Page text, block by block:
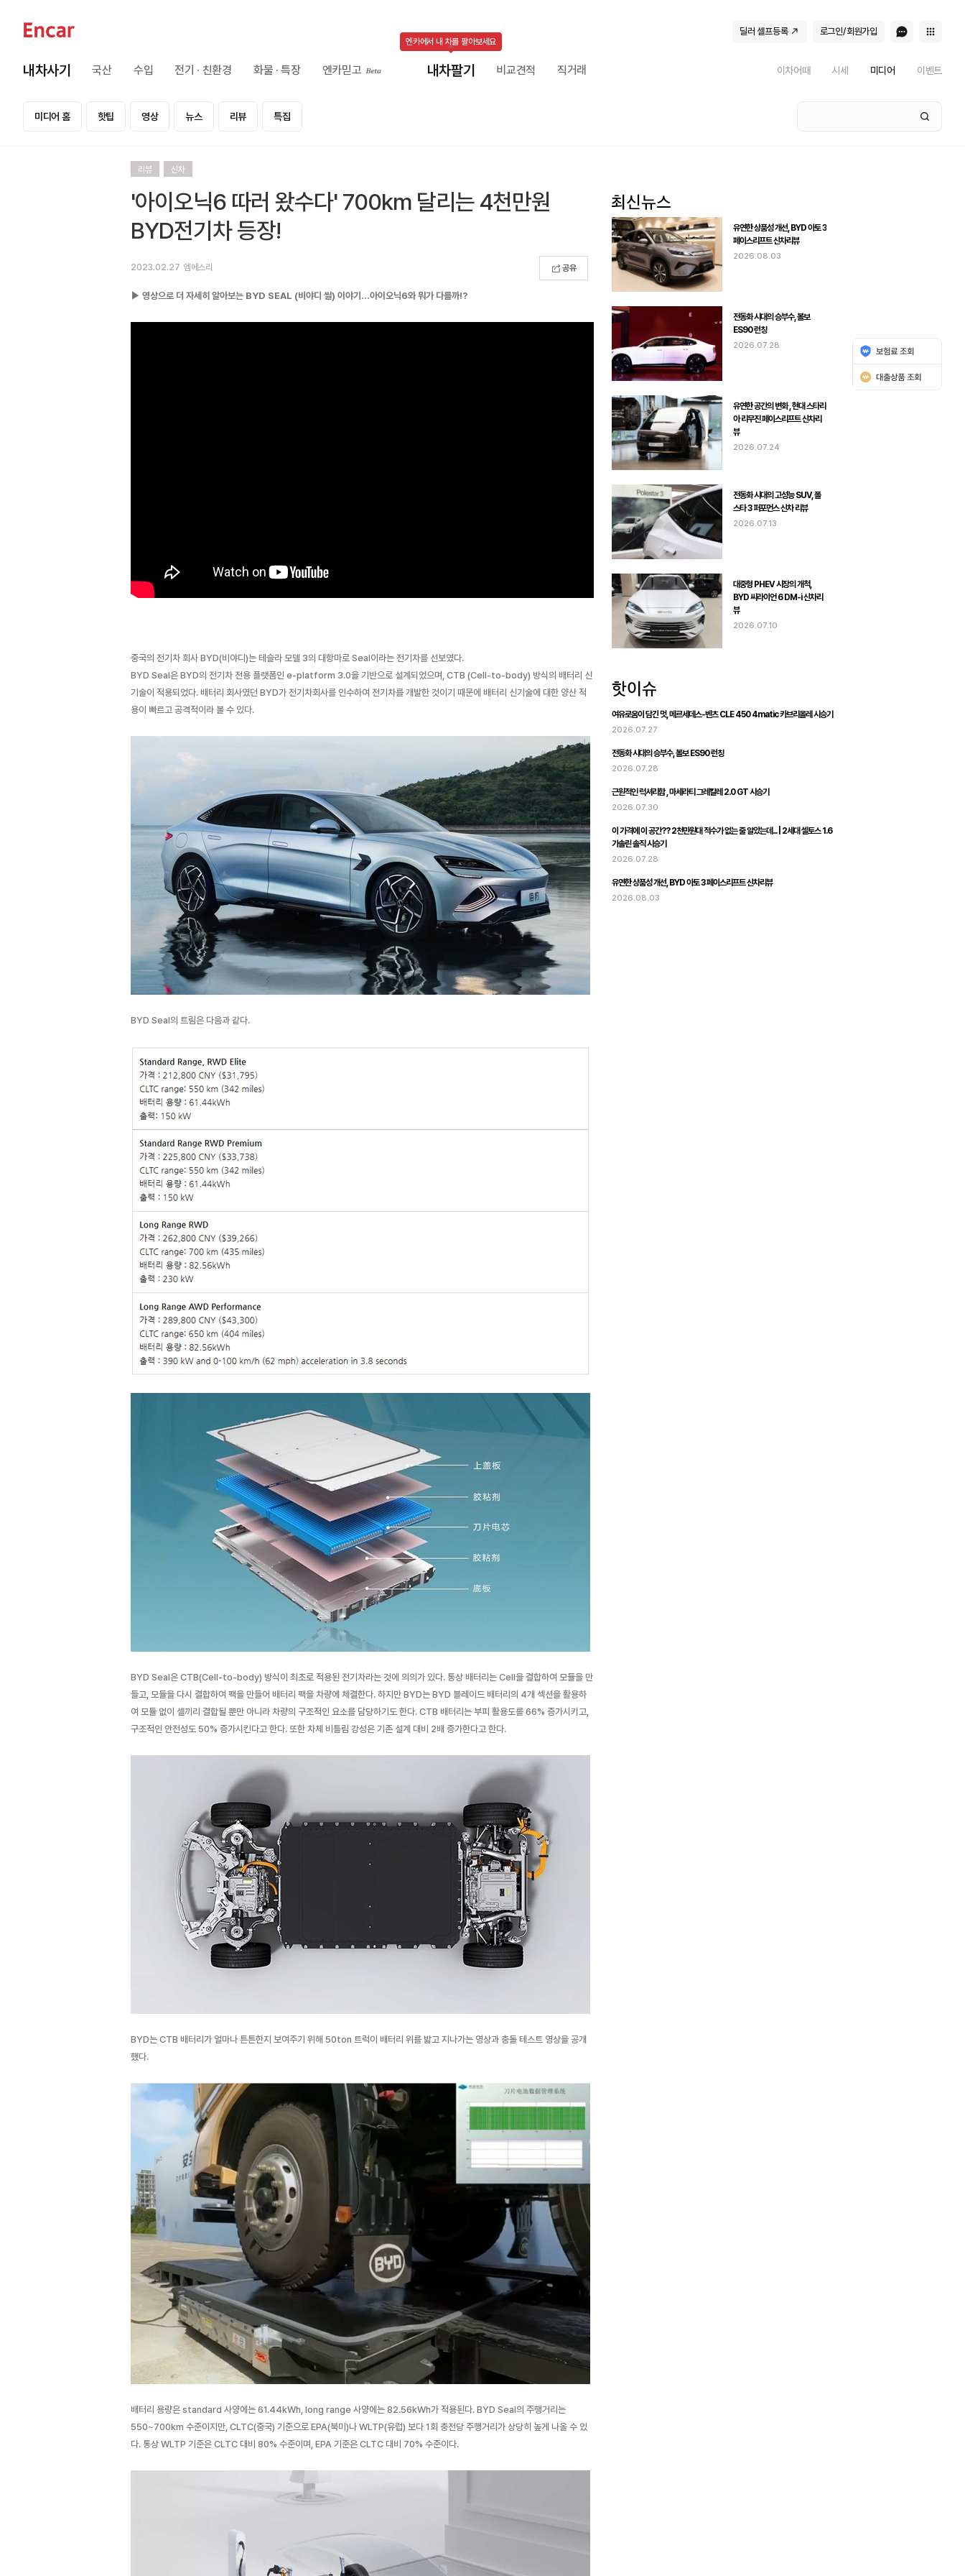
내차사기 국산 수입 전기 · 친환경 화물 · 특장 엔카믿고 내차팔기
엔카에서 내 차를 팔아보세요
비교견적 직거래 이차어때 시세 미디어 이벤트
딜러 셀프등록 로그인/회원가입
미디어 홈 핫팁 영상 뉴스 리뷰 특집
리뷰 신차
'아이오닉6 따러 왔수다' 700km 달리는 4천만원
BYD전기차 등장!
2023.02.27 엠에스리 공유
▶ 영상으로 더 자세히 알아보는 BYD SEAL (비야디 씰) 이야기...아이오닉6와 뭐가 다를까!?
중국의 전기차 회사 BYD(비야디)는 테슬라 모델 3의 대항마로 Seal이라는 전기차를 선보였다.
BYD Seal은 BYD의 전기차 전용 플랫폼인 e-platform 3.0을 기반으로 설계되었으며, CTB (Cell-to-body) 방식의 배터리 신
기술이 적용되었다. 배터리 회사였던 BYD가 전기차회사를 인수하여 전기차를 개발한 것이기 때문에 배터리 신기술에 대한 양산 적
용이 빠르고 공격적이라 볼 수 있다.
BYD Seal의 트림은 다음과 같다.
BYD Seal은 CTB(Cell-to-body) 방식이 최초로 적용된 전기차라는 것에 의의가 있다. 통상 배터리는 Cell을 결합하여 모듈을 만
들고, 모듈을 다시 결합하여 팩을 만들어 배터리 팩을 차량에 체결한다. 하지만 BYD는 BYD 블레이드 배터리의 4개 섹션을 활용하
여 모듈 없이 셀끼리 결합될 뿐만 아니라 차량의 구조적인 요소를 담당하기도 한다. CTB 배터리는 부피 활용도를 66% 증가시키고,
구조적인 안전성도 50% 증가시킨다고 한다. 또한 차체 비틀림 강성은 기존 설계 대비 2배 증가한다고 한다.
BYD는 CTB 배터리가 얼마나 튼튼한지 보여주기 위해 50ton 트럭이 배터리 위를 밟고 지나가는 영상과 충돌 테스트 영상을 공개
했다.
배터리 용량은 standard 사양에는 61.44kWh, long range 사양에는 82.56kWh가 적용된다. BYD Seal의 주행거리는
550~700km 수준이지만, CLTC(중국) 기준으로 EPA(북미)나 WLTP(유럽) 보다 1회 충전당 주행거리가 상당히 높게 나올 수 있
다. 통상 WLTP 기준은 CLTC 대비 80% 수준이며, EPA 기준은 CLTC 대비 70% 수준이다.
유연한 상품성 개선, BYD 아토 3
페이스리프트 신차리뷰
2026.08.03
전동화 시대의 승부수, 볼보
ES90 런칭
2026.07.28
유연한 공간의 변화 , 현대 스타리
아 리무진 페이스리프트 신차리
뷰
2026.07.24
전동화 시대의 고성능 SUV, 폴
스타 3 퍼포먼스 신차 리뷰
2026.07.13
대중형 PHEV 시장의 개척,
BYD 씨라이언 6 DM-i 신차리
뷰
2026.07.10
여유로움이 담긴 멋, 메르세데스-벤츠 CLE 450 4matic 카브리올레 시승기
2026.07.27
전동화 시대의 승부수, 볼보 ES90 런칭
2026.07.28
근원적인 럭셔리함 , 마세라티 그레칼레 2.0 GT 시승기
2026.07.30
이 가격에 이 공간?? 2천만원대 적수가 없는 줄 알았는데... | 2세대 셀토스 1.6
가솔린 솔직 시승기
2026.07.28
유연한 상품성 개선, BYD 아토 3 페이스리프트 신차리뷰
2026.08.03